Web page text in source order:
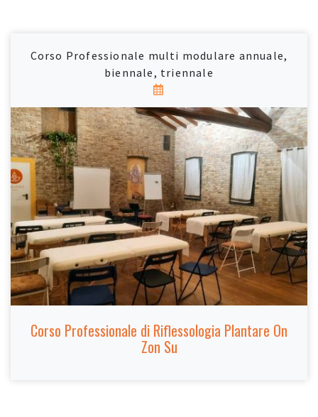
Corso Professionale multi modulare annuale,
biennale, triennale
Corso Professionale di Riflessologia Plantare On
Zon Su